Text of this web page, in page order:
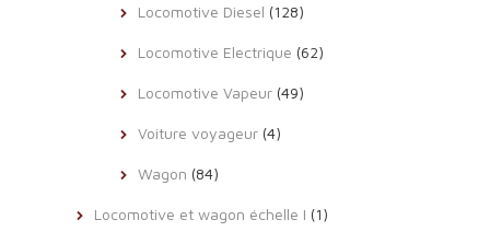
Locomotive Diesel (128)
Locomotive Electrique (62)
Locomotive Vapeur (49)
Voiture voyageur (4)
Wagon (84)
Locomotive et wagon échelle I (1)